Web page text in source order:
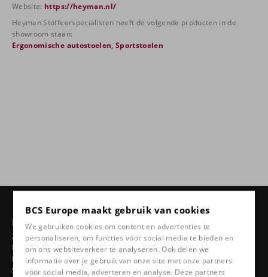
BCS Europe maakt gebruik van cookies
We gebruiken cookies om content en advertenties te
personaliseren, om functies voor social media te bieden en
om ons websiteverkeer te analyseren. Ook delen we
informatie over je gebruik van onze site met onze partners
voor social media, adverteren en analyse. Deze partners
Website: https://heyman.nl/
Heyman Stoffeerspecialisten heeft de volgende producten in de
showroom staan:
Ergonomische autostoelen ,Sportstoelen
Producten
24 uurs stoelen
Draaistoelen
Ergonomische autostoelen
Sportstoelen